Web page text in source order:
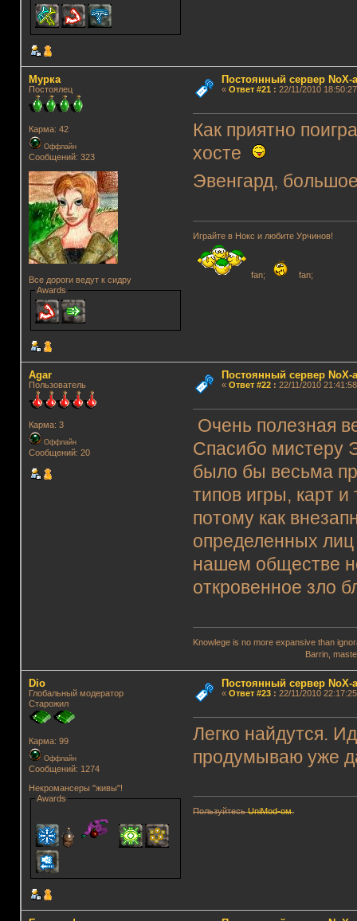
Мурка
Постоялец
Карма: 42
Оффлайн
Сообщений: 323
Все дороги ведут к сидру
Awards
Постоянный сервер NoX-а
« Ответ #21 : 22/11/2010
Как приятно
хосте
Эвенгард,
Играйте в Нокс и любите Урчинов!
fan; fan;
Agar
Пользователь
Карма: 3
Оффлайн
Сообщений: 20
Постоянный сервер NoX-а
« Ответ #22: 22/11/2010
Очень полезная
Спасибо мистеру
было бы весьма
типов игры, карт
потому как
определенных
нашем обществе
откровенное зло
Knowlege is no more expansive than
Barrin, master
Dio
Глобальный модератор
Старожил
Карма: 99
Оффлайн
Сообщений: 1274
Некромансеры "живы"!
Awards
Постоянный сервер NoX-а
« Ответ #23: 22/11/2010
Легко найдутся.
продумываю уже
ПользуйтесьUniMod-ом.